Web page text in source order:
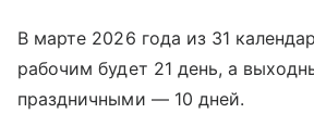
В марте 2026 года из 31
рабочим будет 21 день, а
праздничными — 10 дней.